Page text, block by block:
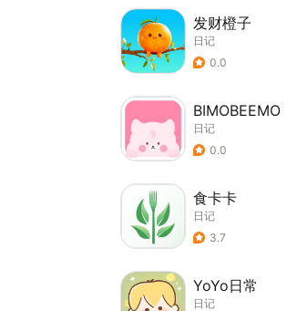
发财橙子
日记
0.0
BIMOBEEMO
日记
0.0
食卡卡
日记
3.7
YoYo日常
日记